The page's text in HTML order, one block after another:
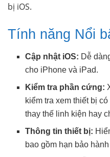
bị iOS.
Tính năng Nổi
Cập nhật iOS: Dễ
cho iPhone và iPad.
Kiểm tra phần cứng:
kiểm tra xem thiết bị
thay thế linh kiện hay
Thông tin thiết bị:
bao gồm hạn bảo